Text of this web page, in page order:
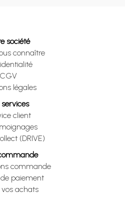
société
connaître
CGV
légales
services
client
(DRIVE)
commande
paiement
vos achats